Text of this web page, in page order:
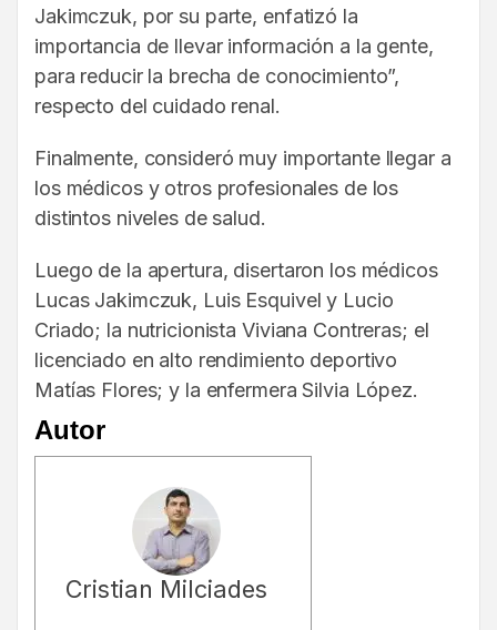
Jakimczuk, por su parte, enfatizó la
importancia de llevar información a la gente,
para reducir la brecha de conocimiento”,
respecto del cuidado renal.
Finalmente, consideró muy importante llegar a
los médicos y otros profesionales de los
distintos niveles de salud.
Luego de la apertura, disertaron los médicos
Lucas Jakimczuk, Luis Esquivel y Lucio
Criado; la nutricionista Viviana Contreras; el
licenciado en alto rendimiento deportivo
Matías Flores; y la enfermera Silvia López.
Autor
Cristian Milciades